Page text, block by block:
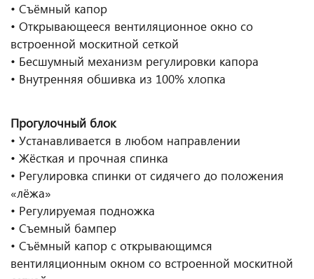
• Съёмный капор
• Открывающееся вентиляционное окно со
встроенной москитной сеткой
• Бесшумный механизм регулировки капора
• Внутренняя обшивка из 100% хлопка
Прогулочный блок
• Устанавливается в любом направлении
• Жёсткая и прочная спинка
• Регулировка спинки от сидячего до положения
«лёжа»
• Регулируемая подножка
• Съемный бампер
• Съёмный капор с открывающимся
вентиляционным окном со встроенной москитной